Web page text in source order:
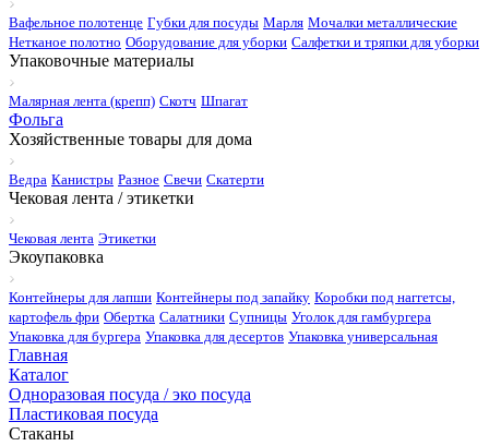
Вафельное полотенце Губки для посуды Марля Мочалки металлические
Нетканое полотно Оборудование для уборки Салфетки и тряпки для уборки
Упаковочные материалы
Малярная лента (крепп) Скотч Шпагат
Фольга
Хозяйственные товары для дома
Ведра Канистры Разное Свечи Скатерти
Чековая лента / этикетки
Чековая лента Этикетки
Экоупаковка
Контейнеры для лапши Контейнеры под запайку Коробки под наггетсы,
картофель фри Обертка Салатники Супницы Уголок для гамбургера
Упаковка для бургера Упаковка для десертов Упаковка универсальная
Главная
Каталог
Одноразовая посуда / эко посуда
Пластиковая посуда
Стаканы